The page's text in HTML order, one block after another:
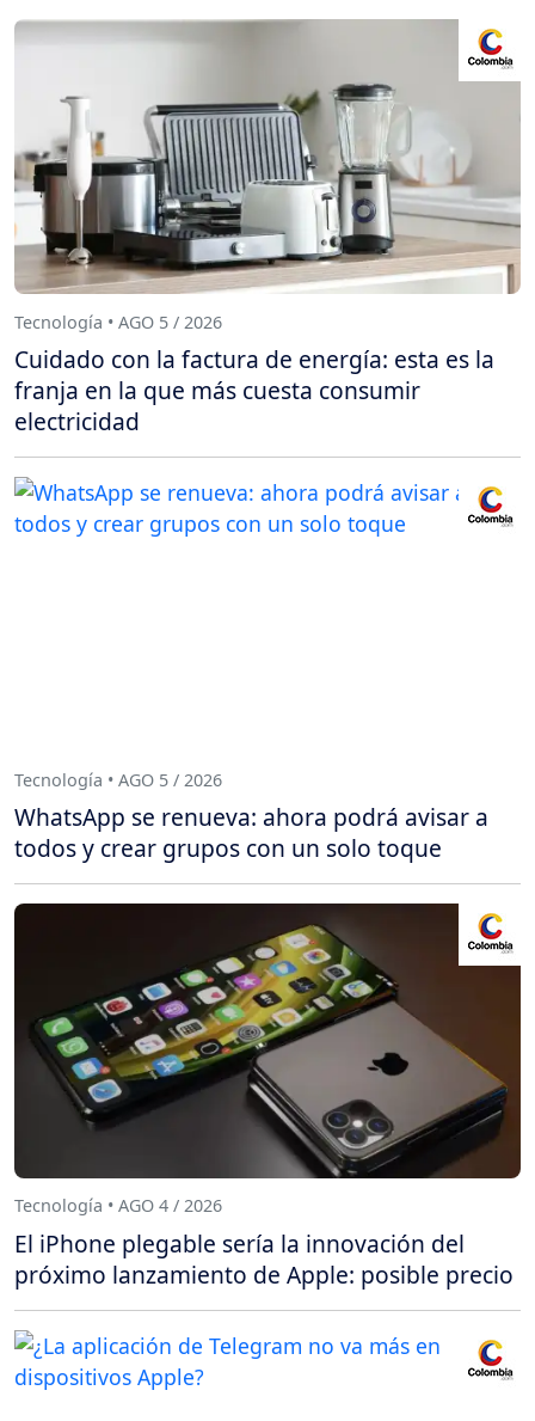
Tecnología • AGO 5 / 2026
Cuidado con la factura de energía: esta es la
franja en la que más cuesta consumir
electricidad
Tecnología • AGO 5 / 2026
WhatsApp se renueva: ahora podrá avisar a
todos y crear grupos con un solo toque
Tecnología • AGO 4 / 2026
El iPhone plegable sería la innovación del
próximo lanzamiento de Apple: posible precio